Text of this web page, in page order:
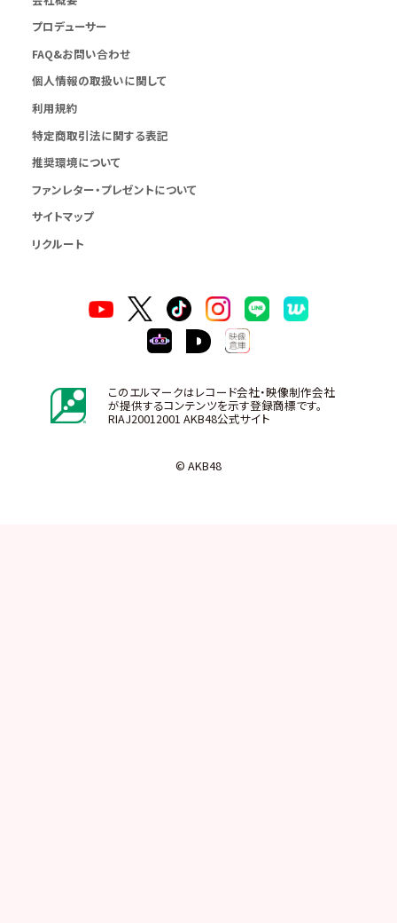
プロデューサー
FAQ&お問い合わせ
個人情報の取扱いに関して
利用規約
特定商取引法に関する表記
推奨環境について
ファンレター・プレゼントについて
サイトマップ
リクルート
このエルマークはレコード会社・映像制作会社
が提供するコンテンツを示す登録商標です。
RIAJ20012001 AKB48公式サイト
© AKB48